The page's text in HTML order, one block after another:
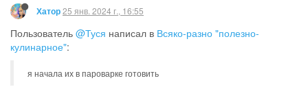
Хатор25 янв. 2024 г., 16:55
Пользователь @Туся написал в Всяко-разно "полезно-
кулинарное":
я начала их в пароварке готовить